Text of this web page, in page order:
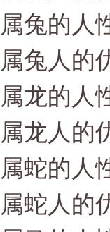
属兔的人
属兔人的
属龙的人
属龙人的
属蛇的人
属蛇人的